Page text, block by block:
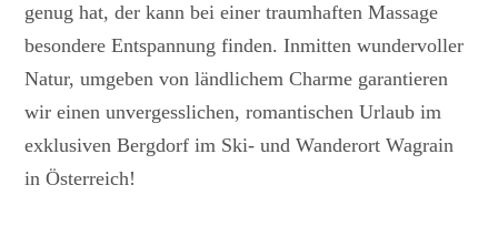
genug hat, der kann bei einer traumhaften Massage
besondere Entspannung finden. Inmitten wundervoller
Natur, umgeben von ländlichem Charme garantieren
wir einen unvergesslichen, romantischen Urlaub im
exklusiven Bergdorf im Ski- und Wanderort Wagrain
in Österreich!